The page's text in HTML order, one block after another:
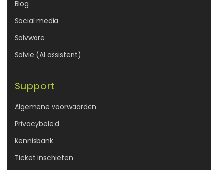
Blog
Social media
Solvware
Solvie (AI assistent)
Support
Algemene voorwaarden
Privacybeleid
Kennisbank
Ticket inschieten